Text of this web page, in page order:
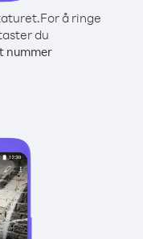
For å ringe
du
nummer